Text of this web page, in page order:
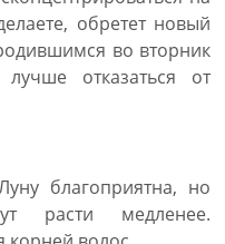
обретет новый
во вторник
отказаться от
благоприятна, но
расти медленее.